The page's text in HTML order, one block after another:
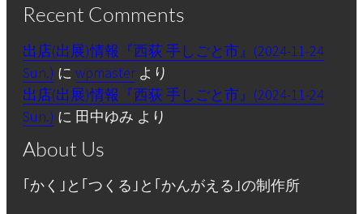
Recent Comments
出店(出展)情報『西荻 手しごと市』(2024-11-24
Sun.) にwpmasterより
出店(出展)情報『西荻 手しごと市』(2024-11-24
Sun.) に 田中ゆみ より
About Us
｢かく｣と｢つくる｣と｢かんがえる｣の制作所